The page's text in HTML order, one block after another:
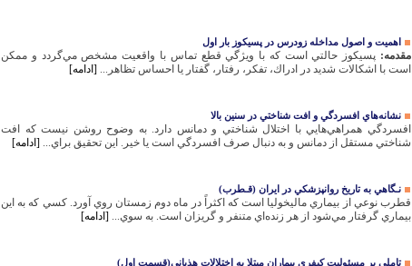
اهميت و اصول مداخله زودرس در پسيكوز بار اول
مقدمه: پسيكوز حالتي است كه با ويژگي قطع تماس با واقعيت مشخص مي‌گردد و ممكن
است با اشكالات شديد در ادراك، تفكر، رفتار، گفتار يا احساس تظاهر... [ادامه]
نشانه‌هاي افسردگي و افت شناختي در سنين بالا
افسردگي همراهي‌هايي با اختلال شناختي و دمانس دارد. به وضوح روشن نيست كه افت
شناختي مستقل از دمانس و به دنبال صرف افسردگي است يا خير. اين تحقيق براي... [ادامه]
نـگاهي به تاريخ روانپزشكي در ايران (قـطرب)
قطرب نوعي از بيماري ماليخوليا است كه اكثراً در ماه دوم زمستان روي آورد. كسي كه به اين
بيماري گرفتار مي‌شود از هر زنده‌اي متنفر و گريزان است. به سوي... [ادامه]
تاملی بر مسئولیت کیفری بیماران مبتلا به اختلالات هذیانی(قسمت اول)